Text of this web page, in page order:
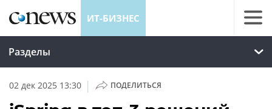
ИТ-БИЗНЕС
Разделы
02 дек 2025 13:30 | ПОДЕЛИТЬСЯ